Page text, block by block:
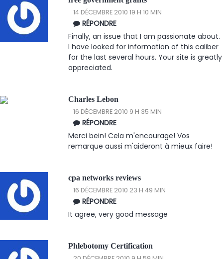
14 DÉCEMBRE 2010 19 H 10 MIN
RÉPONDRE
Finally, an issue that I am passionate about.
I have looked for information of this caliber
for the last several hours. Your site is greatly
appreciated.
Charles Lebon
16 DÉCEMBRE 2010 9 H 35 MIN
RÉPONDRE
Merci bein! Cela m'encourage! Vos
remarque aussi m'aideront à mieux faire!
cpa networks reviews
16 DÉCEMBRE 2010 23 H 49 MIN
RÉPONDRE
It agree, very good message
Phlebotomy Certification